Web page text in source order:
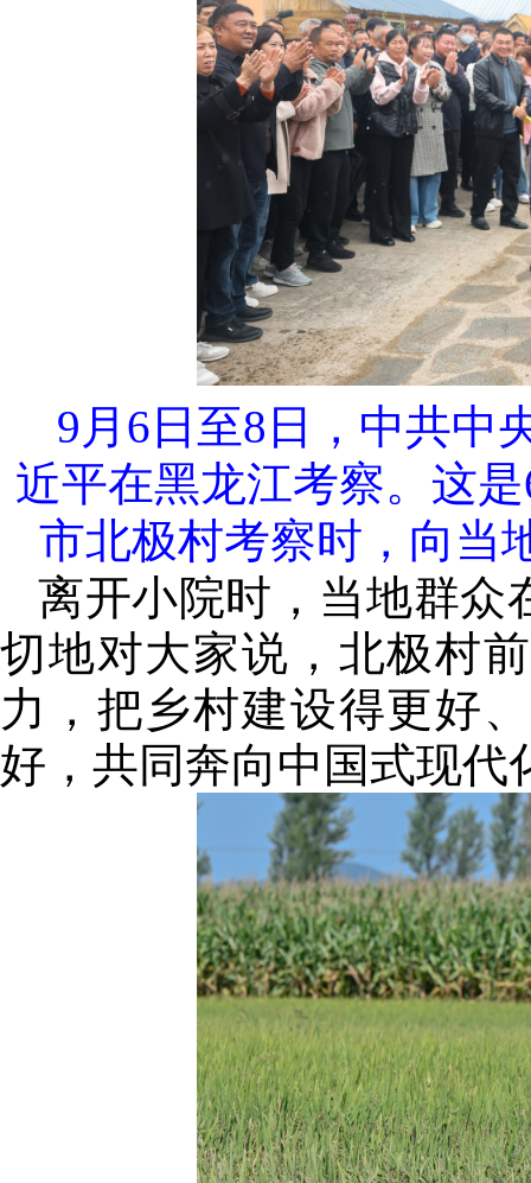
9月6日至8日，中共中
近平在黑龙江考察。这
市北极村考察时，向当
离开小院时，当地群众
切地对大家说，北极村
力，把乡村建设得更好
好，共同奔向中国式现代